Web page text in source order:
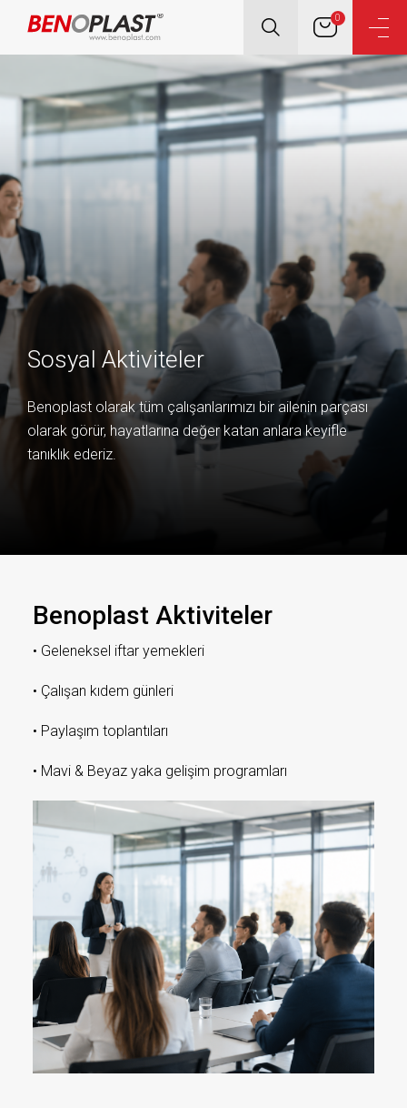
0
Sosyal Aktiviteler
Benoplast olarak tüm çalışanlarımızı bir ailenin parçası
olarak görür, hayatlarına değer katan anlara keyifle
tanıklık ederiz.
Benoplast Aktiviteler
• Geleneksel iftar yemekleri
• Çalışan kıdem günleri
• Paylaşım toplantıları
• Mavi & Beyaz yaka gelişim programları